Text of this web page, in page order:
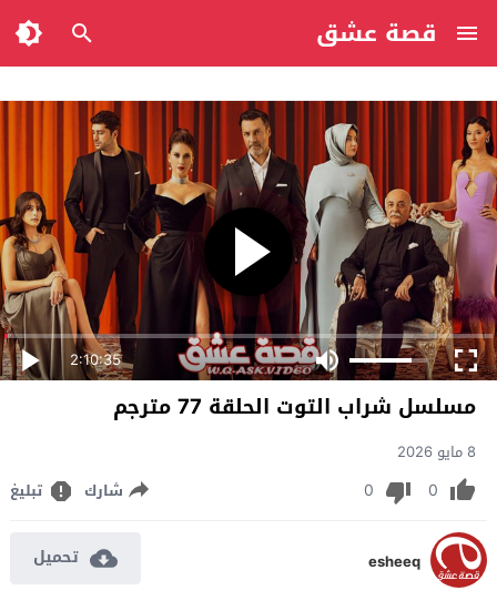
قصة عشق
2:10:35
مسلسل شراب التوت الحلقة 77 مترجم
8 مايو 2026
0
0 شارك تبليغ
esheeq تحميل